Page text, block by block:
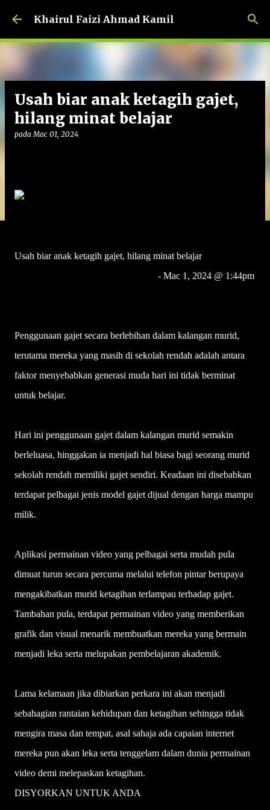
Langkau ke kandungan utama
Khairul Faizi Ahmad Kamil
Usah biar anak ketagih gajet,
hilang minat belajar
padaMac 01, 2024
Usah biar anak ketagih gajet, hilang minat belajar
- Mac 1, 2024 @ 1:44pm
Penggunaan gajet secara berlebihan dalam kalangan murid,
terutama mereka yang masih di sekolah rendah adalah antara
faktor menyebabkan generasi muda hari ini tidak berminat
untuk belajar.
Hari ini penggunaan gajet dalam kalangan murid semakin
berleluasa, hinggakan ia menjadi hal biasa bagi seorang murid
sekolah rendah memiliki gajet sendiri. Keadaan ini disebabkan
terdapat pelbagai jenis model gajet dijual dengan harga mampu
milik.
Aplikasi permainan video yang pelbagai serta mudah pula
dimuat turun secara percuma melalui telefon pintar berupaya
mengakibatkan murid ketagihan terlampau terhadap gajet.
Tambahan pula, terdapat permainan video yang memberikan
grafik dan visual menarik membuatkan mereka yang bermain
menjadi leka serta melupakan pembelajaran akademik.
Lama kelamaan jika dibiarkan perkara ini akan menjadi
sebahagian rantaian kehidupan dan ketagihan sehingga tidak
mengira masa dan tempat, asal sahaja ada capaian internet
mereka pun akan leka serta tenggelam dalam dunia permainan
video demi melepaskan ketagihan.
DISYORKAN UNTUK ANDA